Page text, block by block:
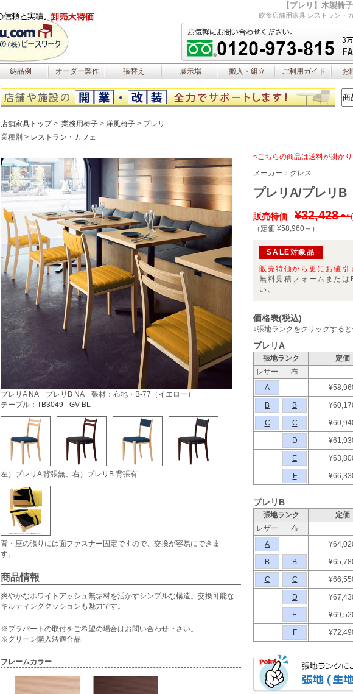
【プレリ】木製椅
飲食店舗用家具 レストラン・
納品例 オーダー製作 張替え 展示場 搬入・組立 ご利用ガイド お
店舗家具トップ 業務用椅子 洋風椅子
プレリ
業種別
レストラン・カフェ
プレリA NA プレリB NA 張材：布地・B-77（イエロー）
テーブル： TB3049 - GV-BL
左）プレリA 背張無、右）プレリB 背張有
背・座の張りには面ファスナー固定ですので、交換が容易にできま
す。
商品情報
爽やかなホワイトアッシュ無垢材を活かすシンプルな構造。交換可能な
キルティングクッションも魅力です。
※プラパートの取付をご希望の場合はお問い合わせ下さい。
※グリーン購入法適合品
フレームカラー
<こちらの商品は送料が掛か
メーカー： クレス
プレリA/プレリB
販売特価 ¥32,428～
（定価 ¥58,960～ ）
SALE対象品
販売特価から更にお値引
無料見積フォームまたは
い。
価格表(税込)
↓張地ランクをクリックする
プレリA
張地ランク 定価
レザー
布
A
B B
C C
D
E
F
プレリB
張地ランク 定価
レザー
布
A
B B
C C
D
E
F